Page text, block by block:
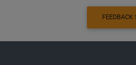
FEEDBACK